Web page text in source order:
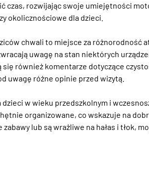
czas, rozwijając swoje umiejętności
okolicznościowe dla dzieci.
chwali to miejsce za różnorodność
uwagę na stan niektórych
również komentarze dotyczące
uwagę różne opinie przed wizytą.
w wieku przedszkolnym i
organizowane, co wskazuje na
lub są wrażliwe na hałas i tłok,